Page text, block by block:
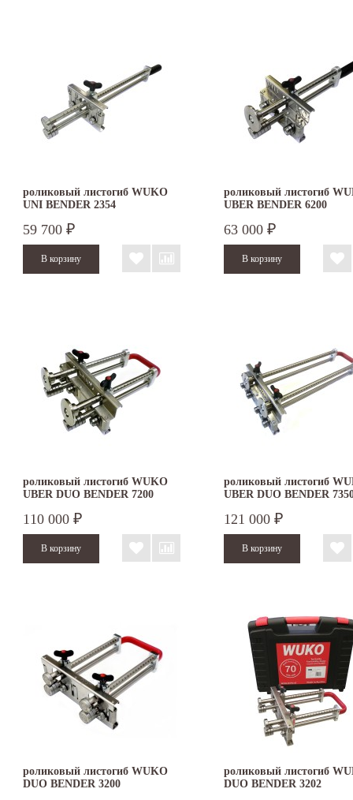
роликовый листогиб WUKO
UNI BENDER 2354
59 700 ₽
роликовый листогиб
UBER BENDER 6200
63 000 ₽
роликовый листогиб WUKO
UBER DUO BENDER 7200
110 000 ₽
роликовый листогиб
UBER DUO BENDER
121 000 ₽
роликовый листогиб WUKO
DUO BENDER 3200
роликовый листогиб
DUO BENDER 3202